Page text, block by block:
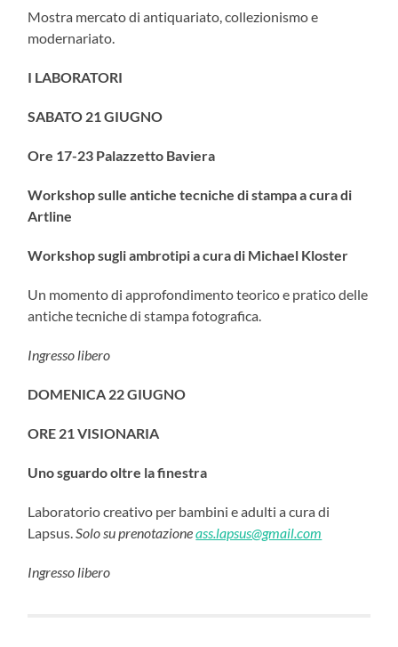
Mostra mercato di antiquariato, collezionismo e
modernariato.
I LABORATORI
SABATO 21 GIUGNO
Ore 17-23 Palazzetto Baviera
Workshop sulle antiche tecniche di stampa a cura di
Artline
Workshop sugli ambrotipi a cura di Michael Kloster
Un momento di approfondimento teorico e pratico delle
antiche tecniche di stampa fotografica.
Ingresso libero
DOMENICA 22 GIUGNO
ORE 21 VISIONARIA
Uno sguardo oltre la finestra
Laboratorio creativo per bambini e adulti a cura di
Lapsus.Solo su prenotazioneass.lapsus@gmail.com
Ingresso libero